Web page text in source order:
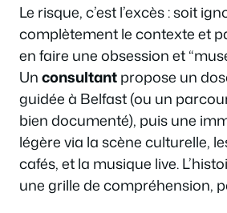
Le risque, c’est l’excès : soit
complètement le contexte et
en faire une obsession et
Unconsultantpropose un
guidée à Belfast (ou un
bien documenté), puis une
légère via la scène culturelle,
cafés, et la musique live.
une grille de compréhension,